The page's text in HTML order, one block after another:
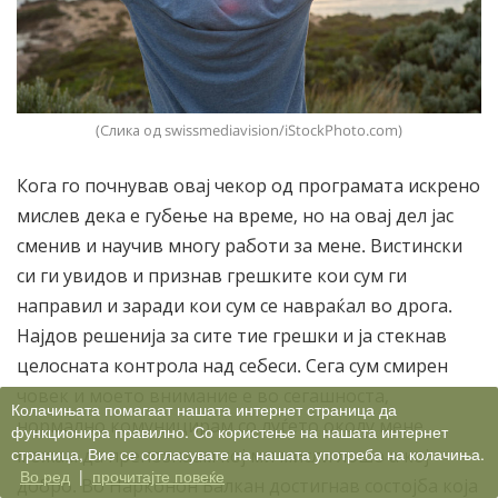
(Слика од swissmediavision/iStockPhoto.com)
Кога го почнував овај чекор од програмата искрено
мислев дека е губење на време, но на овај дел јас
сменив и научив многу работи за мене. Вистински
си ги увидов и признав грешките кои сум ги
направил и заради кои сум се навраќал во дрога.
Најдов решенија за сите тие грешки и ја стекнав
целосната контрола над себеси. Сега сум смирен
нормално комуницирам со луѓето околу мене,
можам да препознаам кој ми мисли лошо а кој
добро. Во Нарконон Балкан достигнав состојба која
Колачињата помагаат нашата интернет страница да
функционира правилно. Со користење на нашата интернет
страница, Вие се согласувате на нашата употреба на колачиња.
Во ред | прочитајте повеќе